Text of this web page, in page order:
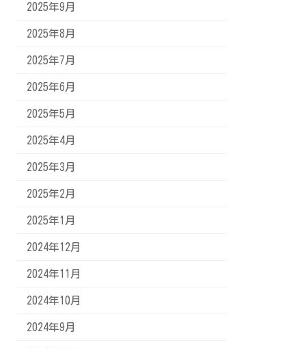
2025年9月
2025年8月
2025年7月
2025年6月
2025年5月
2025年4月
2025年3月
2025年2月
2025年1月
2024年12月
2024年11月
2024年10月
2024年9月